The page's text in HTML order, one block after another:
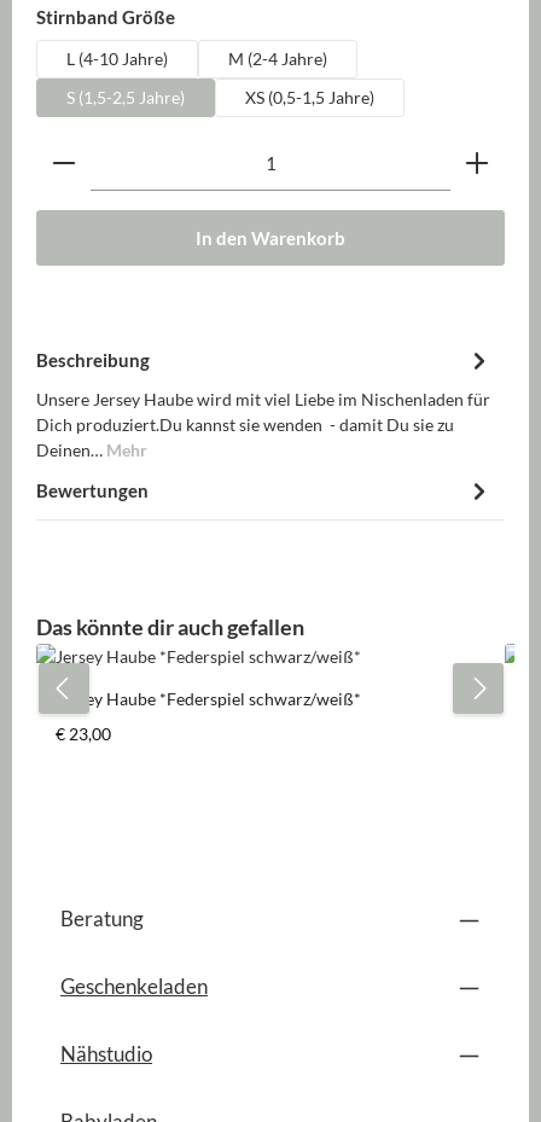
Stirnband Größeauswählen
L (4-10 Jahre)
M (2-4 Jahre)
S (1,5-2,5 Jahre)
XS (0,5-1,5 Jahre)
Produkt Anzahl: Gib den gewünschten Wert ein
In den Warenkorb
Beschreibung
Unsere Jersey Haube wird mit viel Liebe im Nischenladen für
Dich produziert.Du kannst sie wenden - damit Du sie zu
Deinen… Mehr
Bewertungen
Produktgalerie überspringen
Das könnte dir auch gefallen
Jersey Haube *Federspiel schwarz/weiß*
Regulärer Preis:
€ 23,00
Beratung
Geschenkeladen
Nähstudio